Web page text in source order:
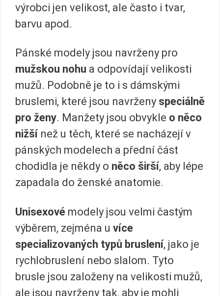
výrobci jen velikost, ale často i tvar,
barvu apod.
Pánské modely jsou navrženy pro
mužskou nohu a odpovídají velikosti
mužů. Podobně je to i s dámskými
bruslemi, které jsou navrženy speciálně
pro ženy. Manžety jsou obvykle o něco
nižší než u těch, které se nacházejí v
pánských modelech a přední část
chodidla je někdy o něco širší, aby lépe
zapadala do ženské anatomie.
Unisexové modely jsou velmi častým
výběrem, zejména u více
specializovaných typů bruslení, jako je
rychlobruslení nebo slalom. Tyto
brusle jsou založeny na velikosti mužů,
ale jsou navrženy tak, aby je mohli